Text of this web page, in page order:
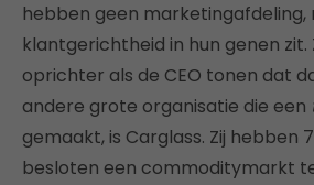
hebben geen marketingafdeling,
klantgerichtheid in hun genen zit.
oprichter als de CEO tonen dat
andere grote organisatie die een
gemaakt, is Carglass. Zij hebben
besloten een commoditymarkt